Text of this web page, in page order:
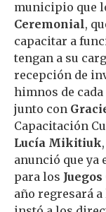
municipio que
Ceremonial,
capacitar a
tengan a su
recepción de
himnos de
junto con
Capacitación
Lucía Mikitiuk
anunció que ya
para los
año regresará